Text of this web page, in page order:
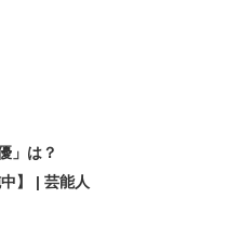
」は？
】 | 芸能人